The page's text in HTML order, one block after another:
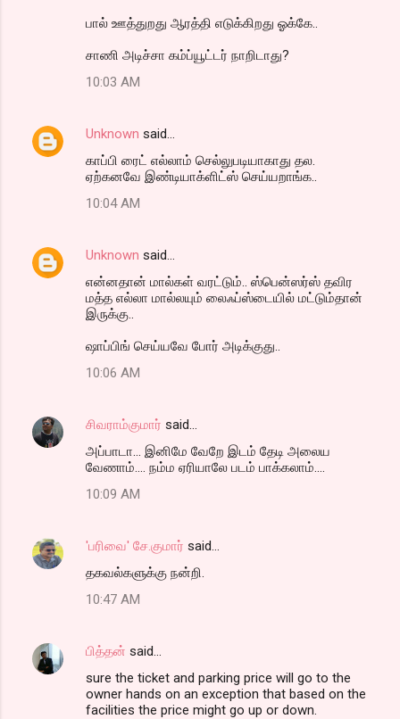
பால் ஊத்துறது ஆரத்தி எடுக்கிறது ஓக்கே..
சாணி அடிச்சா கம்ப்யூட்டர் நாறிடாது?
10:03 AM
Unknown said…
காப்பி ரைட் எல்லாம் செல்லுபடியாகாது தல.
ஏற்கனவே இண்டியாக்ளிட்ஸ் செய்யறாங்க..
10:04 AM
Unknown said…
என்னதான் மால்கள் வரட்டும்.. ஸ்பென்ஸர்ஸ் தவிர
மத்த எல்லா மால்லயும் லைஃப்ஸ்டையில் மட்டும்தான்
இருக்கு..
ஷாப்பிங் செய்யவே போர் அடிக்குது..
10:06 AM
சிவராம்குமார் said…
அப்பாடா... இனிமே வேறே இடம் தேடி அலைய
வேணாம்.... நம்ம ஏரியாலே படம் பாக்கலாம்....
10:09 AM
'பரிவை' சே.குமார் said…
தகவல்களுக்கு நன்றி.
10:47 AM
பித்தன் said…
sure the ticket and parking price will go to the
owner hands on an exception that based on the
facilities the price might go up or down.